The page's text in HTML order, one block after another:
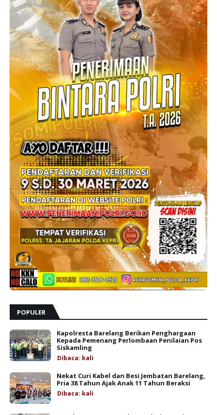
POPULER
Kapolresta Barelang Berikan Penghargaan
Kepada Pemenang Perlombaan Penilaian Pos
Siskamling
Dibaca: kali
Nekat Curi Kabel dan Besi Jembatan Barelang,
Pria 38 Tahun Ajak Anak 11 Tahun Beraksi
Dibaca: kali